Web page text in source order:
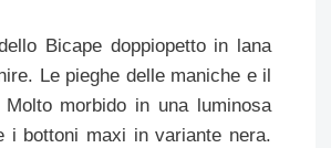
Bicape doppiopetto in lana
Le pieghe delle maniche e il
morbido in una luminosa
i bottoni maxi in variante nera.